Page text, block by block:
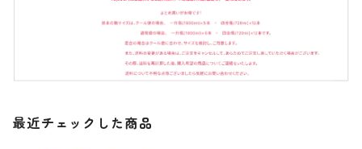
最近チェックした商品